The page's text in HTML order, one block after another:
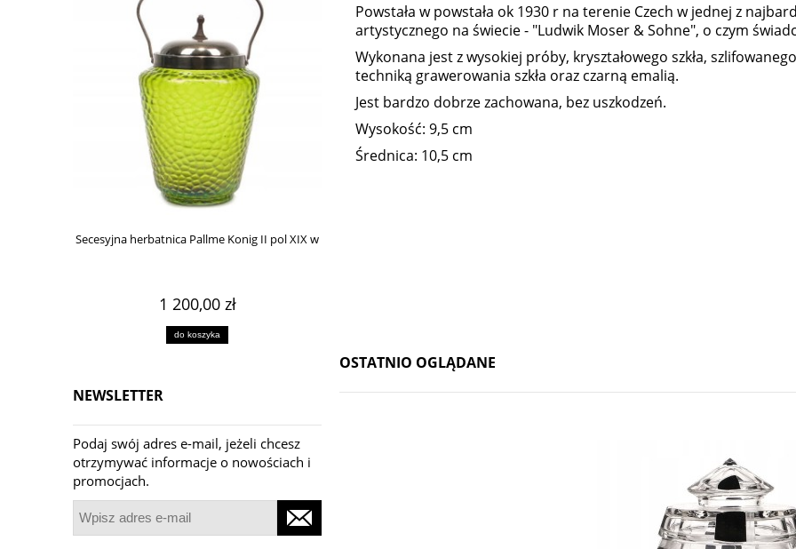
Secesyjna herbatnica Pallme Konig II pol XIX w
1 200,00 zł
do koszyka
NEWSLETTER
Podaj swój adres e-mail, jeżeli chcesz
otrzymywać informacje o nowościach i
promocjach.
Powstała w powstała ok 1930 r na terenie Czech w jednej z
artystycznego na świecie - "Ludwik Moser & Sohne", o czym
Wykonana jest z wysokiej próby, kryształowego szkła,
techniką grawerowania szkła oraz czarną emalią.
Jest bardzo dobrze zachowana, bez uszkodzeń.
Wysokość: 9,5 cm
Średnica: 10,5 cm
OSTATNIO OGLĄDANE